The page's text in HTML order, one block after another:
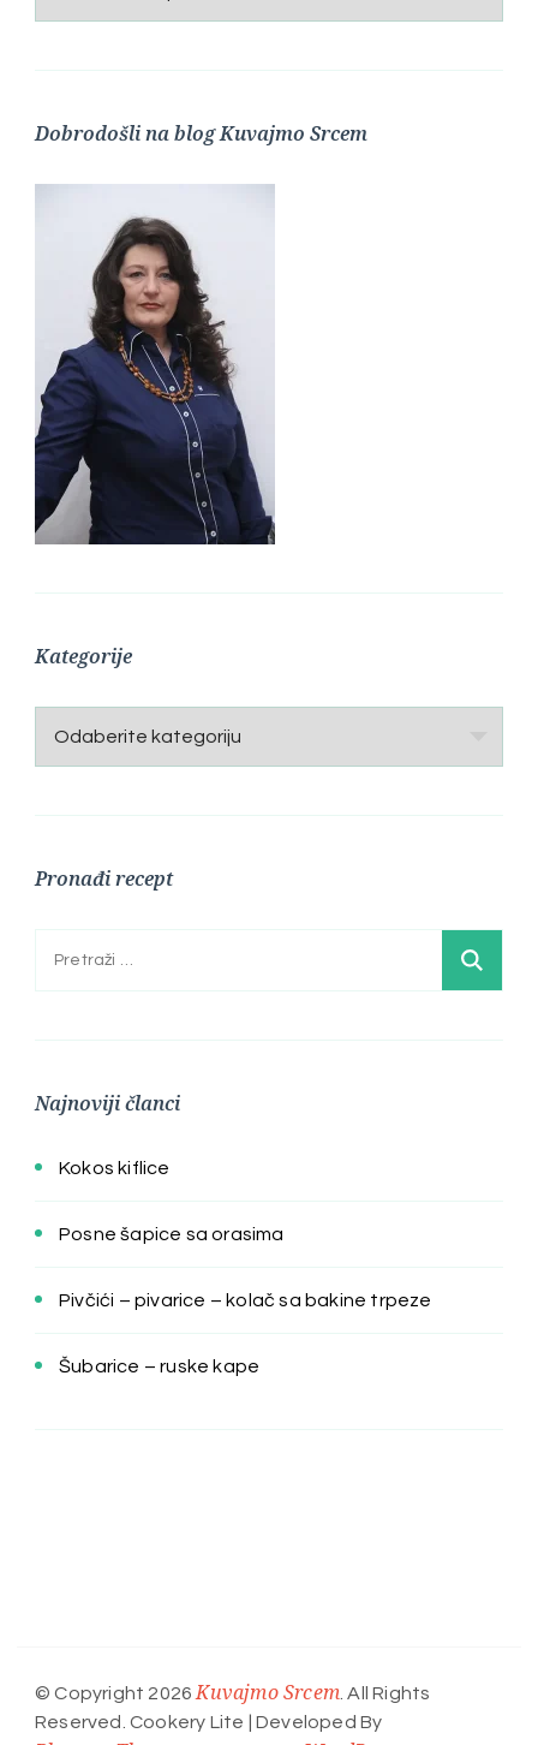
Dobrodošli na blog Kuvajmo Srcem
Kategorije
Kategorije
Pronađi recept
Pretraga:
Najnoviji članci
Kokos kiflice
Posne šapice sa orasima
Pivčići – pivarice – kolač sa bakine trpeze
Šubarice – ruske kape
© Copyright 2026 Kuvajmo Srcem . All Rights
Reserved. Cookery Lite | Developed By